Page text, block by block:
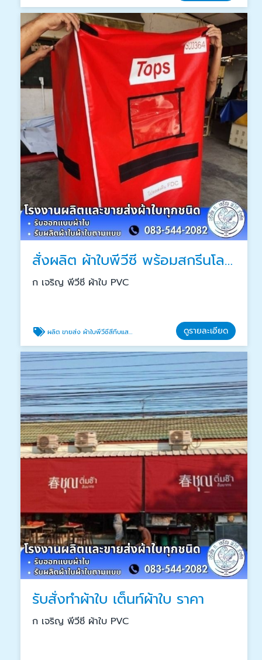
สั่งผลิต ผ้าใบพีวีซี พร้อมสกรีนโลโก้บริษัท
ก เจริญ พีวีซี ผ้าใบ PVC
ผลิต ขายส่ง ผ้าใบพีวีซีสีทึบแสง ราคาถูก ดูรายละเอียด
รับสั่งทำผ้าใบ เต็นท์ผ้าใบ ราคา
ก เจริญ พีวีซี ผ้าใบ PVC